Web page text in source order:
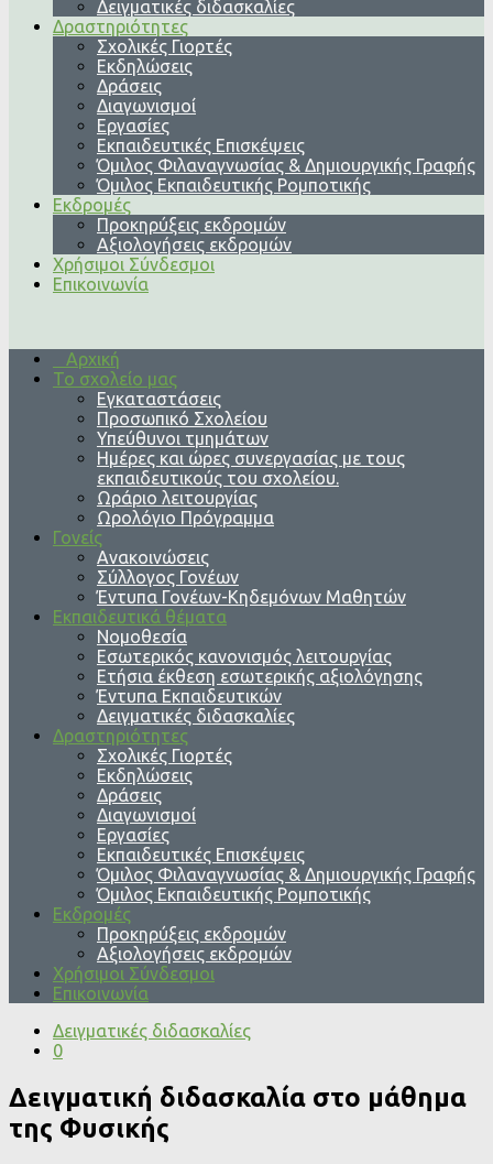
Δειγματικές διδασκαλίες
Δραστηριότητες
Σχολικές Γιορτές
Εκδηλώσεις
Δράσεις
Διαγωνισμοί
Εργασίες
Εκπαιδευτικές Επισκέψεις
Όμιλος Φιλαναγνωσίας & Δημιουργικής Γραφής
Όμιλος Εκπαιδευτικής Ρομποτικής
Εκδρομές
Προκηρύξεις εκδρομών
Αξιολογήσεις εκδρομών
Χρήσιμοι Σύνδεσμοι
Επικοινωνία
Αρχική
Το σχολείο μας
Εγκαταστάσεις
Προσωπικό Σχολείου
Υπεύθυνοι τμημάτων
Ημέρες και ώρες συνεργασίας με τους
εκπαιδευτικούς του σχολείου.
Ωράριο λειτουργίας
Ωρολόγιο Πρόγραμμα
Γονείς
Ανακοινώσεις
Σύλλογος Γονέων
Έντυπα Γονέων-Κηδεμόνων Μαθητών
Εκπαιδευτικά θέματα
Νομοθεσία
Εσωτερικός κανονισμός λειτουργίας
Ετήσια έκθεση εσωτερικής αξιολόγησης
Έντυπα Εκπαιδευτικών
Δειγματικές διδασκαλίες
Δραστηριότητες
Σχολικές Γιορτές
Εκδηλώσεις
Δράσεις
Διαγωνισμοί
Εργασίες
Εκπαιδευτικές Επισκέψεις
Όμιλος Φιλαναγνωσίας & Δημιουργικής Γραφής
Όμιλος Εκπαιδευτικής Ρομποτικής
Εκδρομές
Προκηρύξεις εκδρομών
Αξιολογήσεις εκδρομών
Χρήσιμοι Σύνδεσμοι
Επικοινωνία
Δειγματικές διδασκαλίες
0
Δειγματική διδασκαλία στο μάθημα
της Φυσικής